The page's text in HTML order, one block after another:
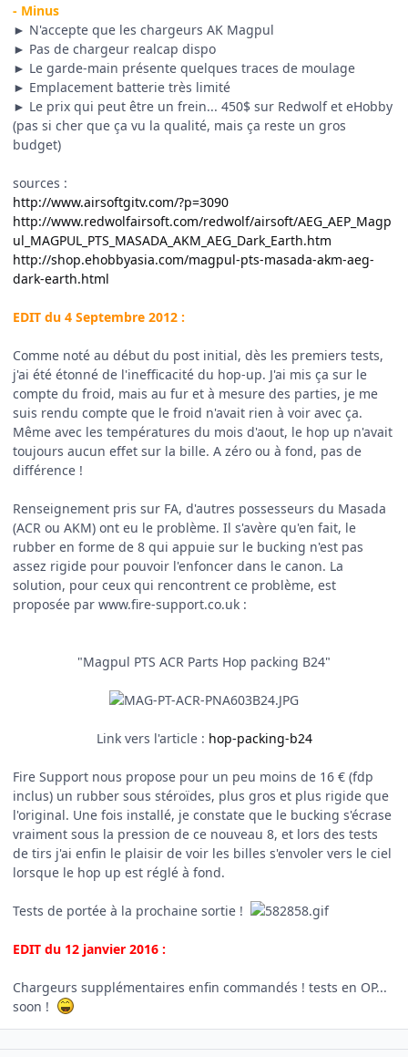
- Minus
► N'accepte que les chargeurs AK Magpul
► Pas de chargeur realcap dispo
► Le garde-main présente quelques traces de moulage
► Emplacement batterie très limité
► Le prix qui peut être un frein... 450$ sur Redwolf et eHobby
(pas si cher que ça vu la qualité, mais ça reste un gros
budget)
sources :
http://www.airsoftgitv.com/?p=3090
http://www.redwolfairsoft.com/redwolf/airsoft/AEG_AEP_Magp
ul_MAGPUL_PTS_MASADA_AKM_AEG_Dark_Earth.htm
http://shop.ehobbyasia.com/magpul-pts-masada-akm-aeg-
dark-earth.html
EDIT du 4 Septembre 2012 :
Comme noté au début du post initial, dès les premiers tests,
j'ai été étonné de l'inefficacité du hop-up. J'ai mis ça sur le
compte du froid, mais au fur et à mesure des parties, je me
suis rendu compte que le froid n'avait rien à voir avec ça.
Même avec les températures du mois d'aout, le hop up n'avait
toujours aucun effet sur la bille. A zéro ou à fond, pas de
différence !
Renseignement pris sur FA, d'autres possesseurs du Masada
(ACR ou AKM) ont eu le problème. Il s'avère qu'en fait, le
rubber en forme de 8 qui appuie sur le bucking n'est pas
assez rigide pour pouvoir l'enfoncer dans le canon. La
solution, pour ceux qui rencontrent ce problème, est
proposée par www.fire-support.co.uk :
"Magpul PTS ACR Parts Hop packing B24"
Link vers l'article : hop-packing-b24
Fire Support nous propose pour un peu moins de 16 € (fdp
inclus) un rubber sous stéroïdes, plus gros et plus rigide que
l'original. Une fois installé, je constate que le bucking s'écrase
vraiment sous la pression de ce nouveau 8, et lors des tests
de tirs j'ai enfin le plaisir de voir les billes s'envoler vers le ciel
lorsque le hop up est réglé à fond.
Tests de portée à la prochaine sortie !
EDIT du 12 janvier 2016 :
Chargeurs supplémentaires enfin commandés ! tests en OP...
soon !